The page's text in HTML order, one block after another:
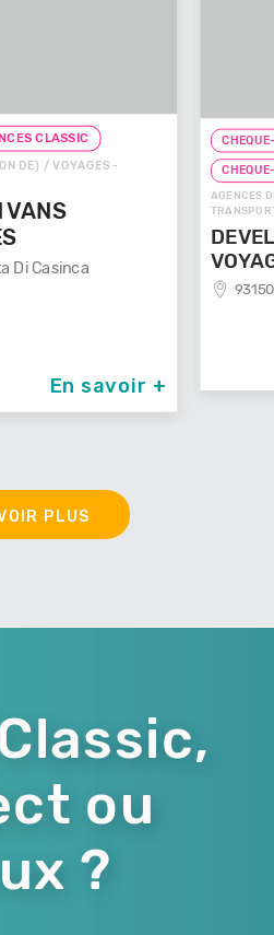
CLASSIC
DE) / VOYAGES -
VANS
Di Casinca
En savoir +
AGENCES
PLUS
ou
?